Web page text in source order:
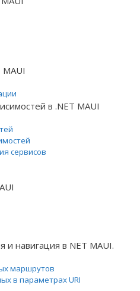
в .NET MAUI
сервисов
навигация в NET MAUI.
маршрутов
в параметрах URI